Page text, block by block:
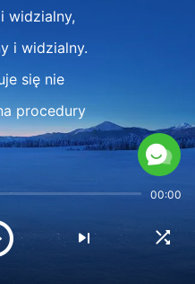
widzialny,
i widzialny.
się nie
procedury
na
Boskiego planu.
00:00